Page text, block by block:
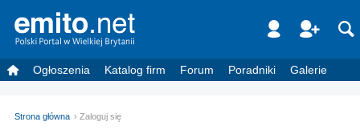
Ogłoszenia Katalog firm Forum Poradniki Galerie
Strona główna Zaloguj się